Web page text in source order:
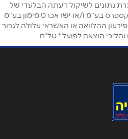
נתונים לשיקול דעתה הבלעדי של
בע"מ ו/או ישראכרט מימון בע"מ
ההלוואה או האשראי עלולה לגרור
והליכי הוצאה לפועל * טל"ח